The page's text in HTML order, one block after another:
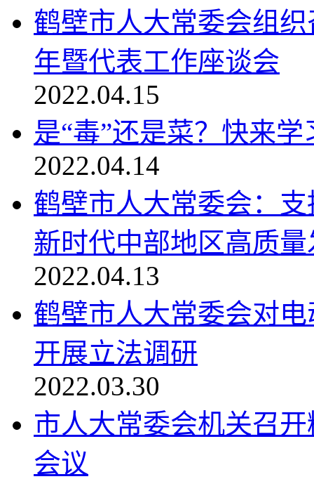
鹤壁市人大常委会组
年暨代表工作座谈会
2022.04.15
是“毒”还是菜？快来
2022.04.14
鹤壁市人大常委会：
新时代中部地区高质量
2022.04.13
鹤壁市人大常委会对
开展立法调研
2022.03.30
市人大常委会机关召
会议